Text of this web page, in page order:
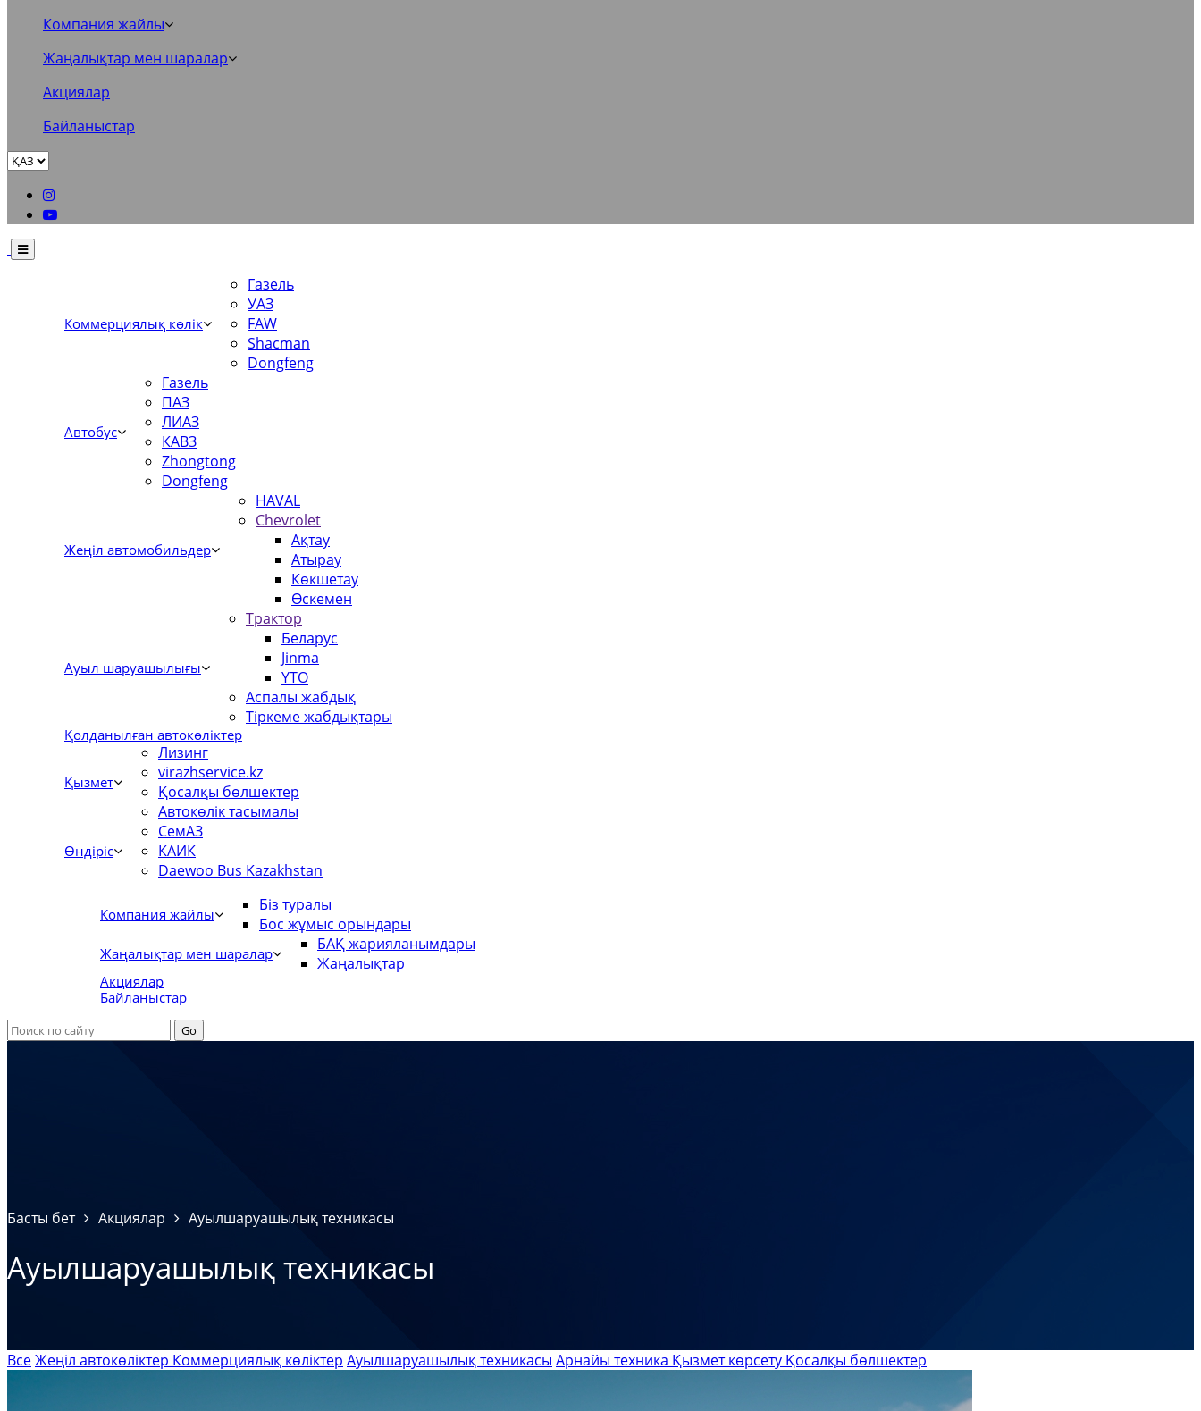
Компания жайлы
Жаңалықтар мен шаралар
Акциялар
Байланыстар
Коммерциялық көлік
Газель
УАЗ
FAW
Shacman
Dongfeng
Автобус
Газель
ПАЗ
ЛИАЗ
КАВЗ
Zhongtong
Dongfeng
Жеңіл автомобильдер
HAVAL
Chevrolet
Ақтау
Атырау
Көкшетау
Өскемен
Ауыл шаруашылығы
Трактор
Беларус
Jinma
YTO
Аспалы жабдық
Тіркеме жабдықтары
Қолданылған автокөліктер
Қызмет
Лизинг
virazhservice.kz
Қосалқы бөлшектер
Автокөлік тасымалы
Өндіріс
СемАЗ
КАИК
Daewoo Bus Kazakhstan
Компания жайлы
Біз туралы
Бос жұмыс орындары
Жаңалықтар мен шаралар
БАҚ жарияланымдары
Жаңалықтар
Акциялар
Байланыстар
Басты бет Акциялар Ауылшаруашылық техникасы
Ауылшаруашылық техникасы
ВсеЖеңіл автокөліктер Коммерциялық көліктер Ауылшаруашылық техникасы Арнайы техника Қызмет көрсету Қосалқы бөлшектер